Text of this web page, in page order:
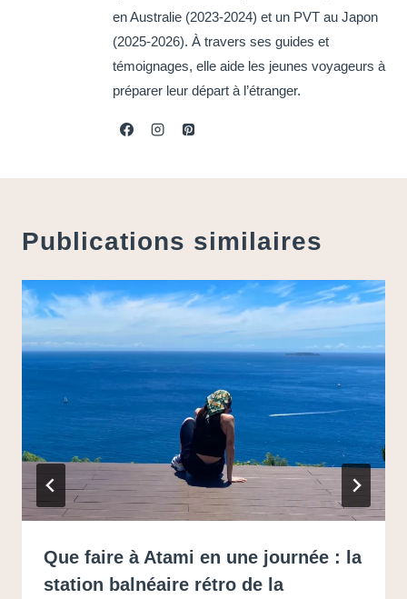
en Australie (2023-2024) et un PVT au Japon
(2025-2026). À travers ses guides et
témoignages, elle aide les jeunes voyageurs à
préparer leur départ à l’étranger.
Publications similaires
Que faire à Atami en une journée : la
station balnéaire rétro de la